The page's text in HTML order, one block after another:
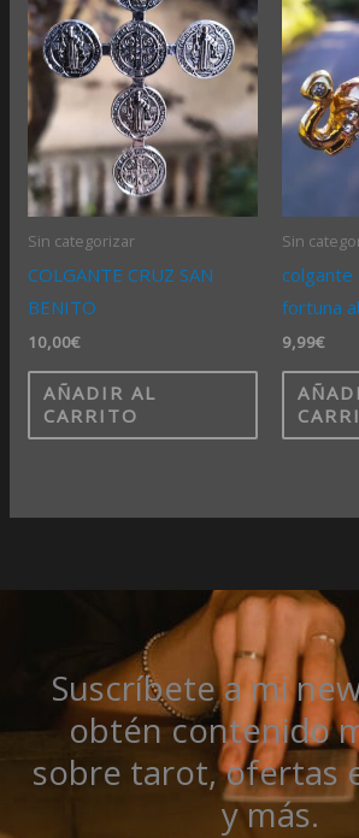
Sin categorizar
COLGANTE CRUZ SAN
BENITO
10,00€
AÑADIR AL
CARRITO
Sin
colgante
fortuna
9,99€
Suscríbete a mi
obtén contenido
sobre tarot, ofertas
y más.